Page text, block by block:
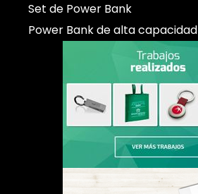
Set de Power Bank
Power Bank de alta capacidad